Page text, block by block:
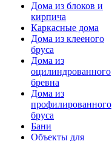
Дома из блоков и
кирпича
Каркасные дома
Дома из клееного
бруса
Дома из
оцилиндрованного
бревна
Дома из
профилированного
бруса
Бани
Объекты для